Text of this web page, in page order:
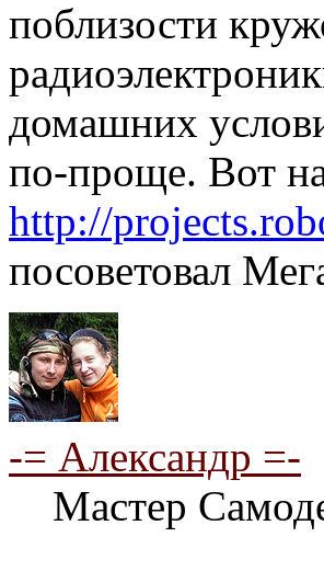
поблизости
домашних
по-проще. Вот
http://
посоветовал
-= Александр =-
Мастер